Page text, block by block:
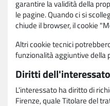
garantire la validità della
le pagine. Quando ci si
chiude il browser, il cookie
Altri cookie tecnici
funzionalità aggiuntive della
Diritti dell'interessato
L'interessato ha diritto di
Firenze, quale Titolare del